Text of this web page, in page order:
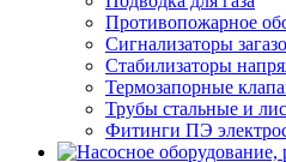
Противопожарное
Сигнализаторы
Стабилизаторы
Термозапорные
Трубы стальные и
Фитинги ПЭ